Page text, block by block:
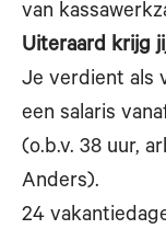
van
Uiteraard krijg
Je verdient als
een salaris
(o.b.v. 38 uur,
Anders).
24